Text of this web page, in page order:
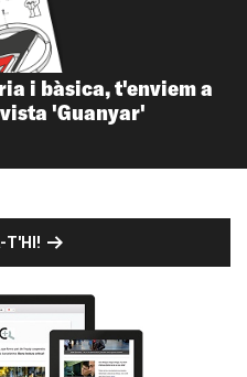
i bàsica, t'enviem a
'Guanyar'
T'HI!